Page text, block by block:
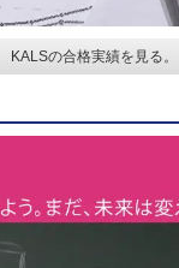
KALSの合格実績を見る。